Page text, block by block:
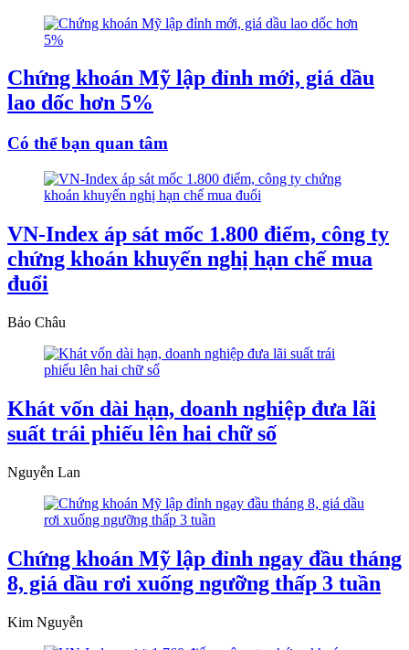
Chứng khoán Mỹ lập đỉnh mới, giá dầu
lao dốc hơn 5%
Có thể bạn quan tâm
VN-Index áp sát mốc 1.800 điểm, công ty
chứng khoán khuyến nghị hạn chế mua
đuổi
Bảo Châu
Khát vốn dài hạn, doanh nghiệp đưa lãi
suất trái phiếu lên hai chữ số
Nguyễn Lan
Chứng khoán Mỹ lập đỉnh ngay đầu tháng
8, giá dầu rơi xuống ngưỡng thấp 3 tuần
Kim Nguyễn